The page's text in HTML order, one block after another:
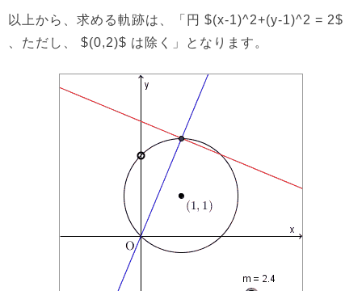
以上から、求める軌跡は、「円 $(x-1)^2+(y-1)^2 = 2$
、ただし、 $(0,2)$ は除く」となります。